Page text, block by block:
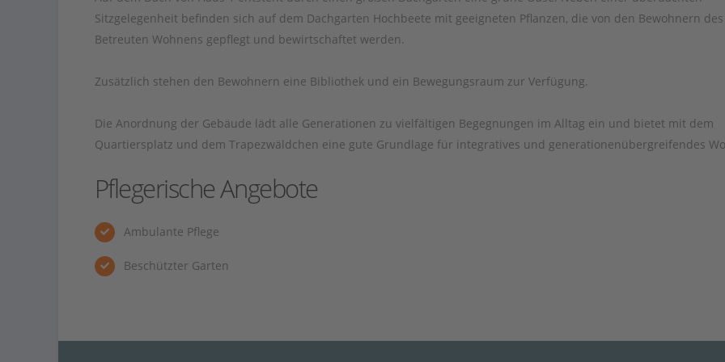
Sitzgelegenheit befinden sich auf dem Dachgarten Hochbeete mit geeigneten Pflanzen, die von den Bewohnern des
Betreuten Wohnens gepflegt und bewirtschaftet werden.
Zusätzlich stehen den Bewohnern eine Bibliothek und ein Bewegungsraum zur Verfügung.
Die Anordnung der Gebäude lädt alle Generationen zu vielfältigen Begegnungen im Alltag ein und bietet mit dem
Quartiersplatz und dem Trapezwäldchen eine gute Grundlage für integratives und generationenübergreifendes
Pflegerische Angebote
Ambulante Pflege
Beschützter Garten